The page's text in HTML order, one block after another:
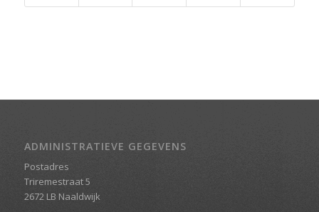
ADMINISTRATIEVE GEGEVENS
Postadres
Triremestraat 5
2672 LB Naaldwijk